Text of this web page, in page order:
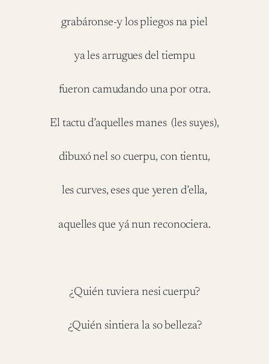
grabáronse-y los pliegos na piel
ya les arrugues del tiempu
fueron camudando una por otra.
El tactu d’aquelles manes (les suyes),
dibuxó nel so cuerpu, con tientu,
les curves, eses que yeren d’ella,
aquelles que yá nun reconociera.
¿Quién tuviera nesi cuerpu?
¿Quién sintiera la so belleza?